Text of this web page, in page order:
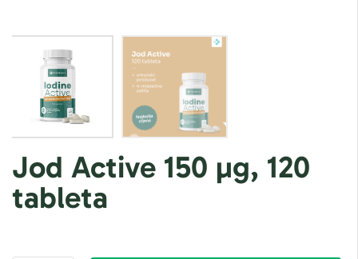
Jod Active 150 µg, 120
tableta